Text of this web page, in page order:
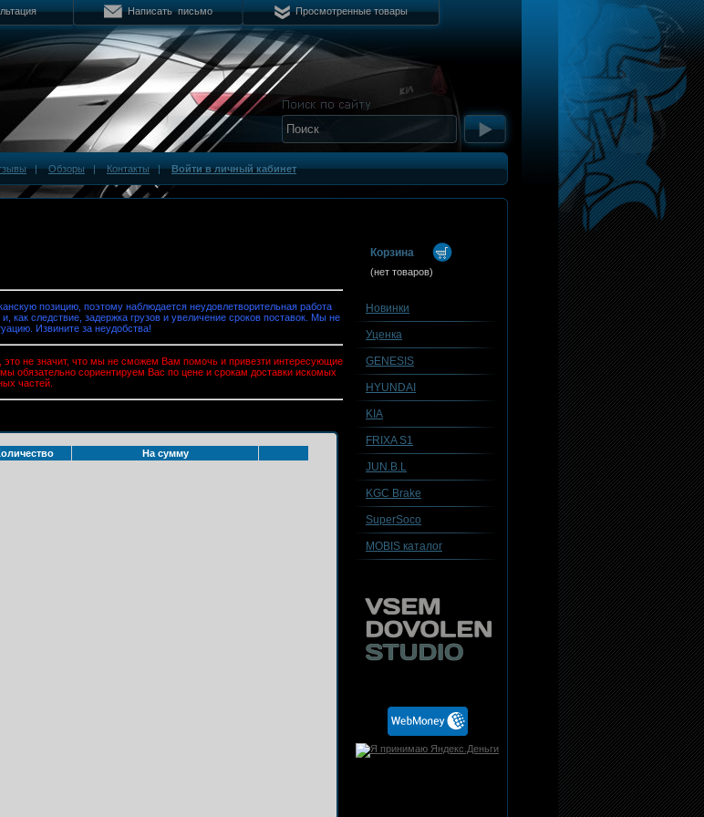
Написать письмо Просмотренные товары
|Обзоры|Контакты|Войти в личный кабинет
позицию, поэтому наблюдается неудовлетворительная работа
как следствие, задержка грузов и увеличение сроков поставок. Мы не
Извините за неудобства!
не значит, что мы не сможем Вам помочь и привезти интересующие
обязательно сориентируем Вас по цене и срокам доставки искомых
частей.
На сумму
Корзина
(нет товаров)
Новинки
Уценка
GENESIS
HYUNDAI
KIA
FRIXA S1
JUN.B.L
KGC Brake
SuperSoco
MOBIS каталог